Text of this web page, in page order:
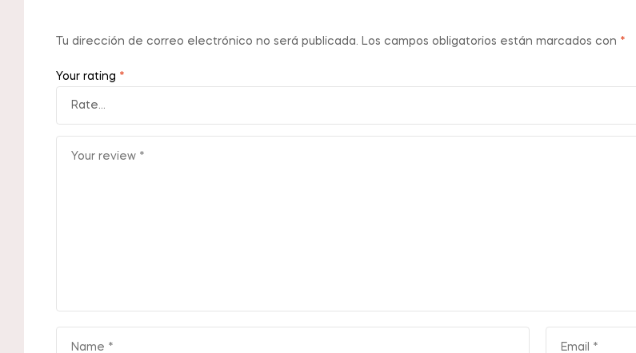
Tu dirección de correo electrónico no será publicada. Los campos obligatorios están marcados con *
Your rating *